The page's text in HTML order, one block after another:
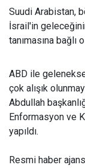
Suudi Arabistan,
İsrail'in
tanımasına bağlı
ABD ile
çok alışık
Abdullah
Enformasyon ve
yapıldı.
Resmi haber